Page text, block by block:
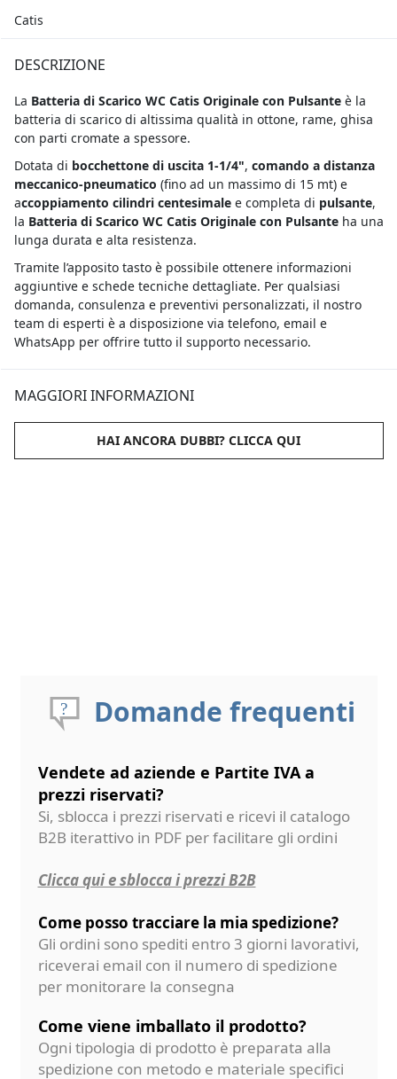
Catis
DESCRIZIONE
La Batteria di Scarico WC Catis Originale con Pulsante è la
batteria di scarico di altissima qualità in ottone, rame, ghisa
con parti cromate a spessore.
Dotata di bocchettone di uscita 1-1/4", comando a distanza
meccanico-pneumatico (fino ad un massimo di 15 mt) e
accoppiamento cilindri centesimalee completa di pulsante,
la Batteria di Scarico WC Catis Originale con Pulsante ha una
lunga durata e alta resistenza.
Tramite l’apposito tasto è possibile ottenere informazioni
aggiuntive e schede tecniche dettagliate. Per qualsiasi
domanda, consulenza e preventivi personalizzati, il nostro
team di esperti è a disposizione via telefono, email e
WhatsApp per offrire tutto il supporto necessario.
MAGGIORI INFORMAZIONI
HAI ANCORA DUBBI? CLICCA QUI
Domande frequenti
Vendete ad aziende e Partite IVA a
prezzi riservati?
Si, sblocca i prezzi riservati e ricevi il catalogo
B2B iterattivo in PDF per facilitare gli ordini
Clicca qui e sblocca i prezzi B2B
Come posso tracciare la mia spedizione?
Gli ordini sono spediti entro 3 giorni lavorativi,
riceverai email con il numero di spedizione
per monitorare la consegna
Come viene imballato il prodotto?
Ogni tipologia di prodotto è preparata alla
spedizione con metodo e materiale specifici